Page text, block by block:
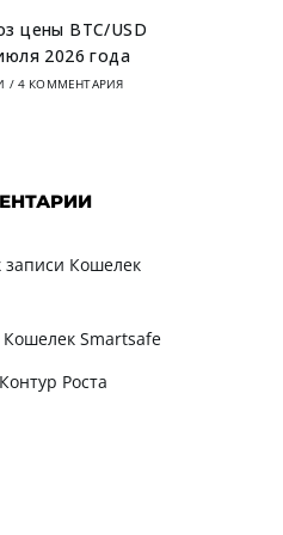
цены BTC/USD
2026 года
/ 4 КОММЕНТАРИЯ
записи Кошелек
Кошелек Smartsafe
Контур Роста